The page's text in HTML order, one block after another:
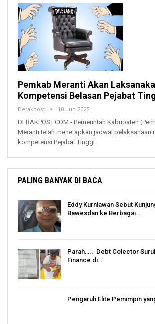
Pemkab Meranti Akan
Kompetensi Belasan Pejabat
Derakpost 10 Jun 2025
DERAKPOST.COM - Pemerintah Kabupaten
Meranti telah menetapkan jadwal pelaksanaan
kompetensi Pejabat Tinggi…
PALING BANYAK DI BACA
Eddy Kurniawan Sebut
Bawesdan ke Berbagai…
Parah….. Debt Colector
Finance di…
Pengaruh Elite Pemimpin